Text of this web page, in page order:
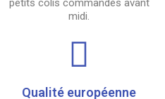
petits colis commandés avant
midi.
Qualité européenne